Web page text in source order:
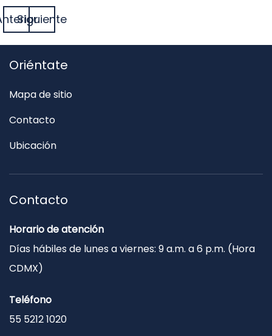
Siguiente
Oriéntate
Mapa de sitio
Contacto
Ubicación
Contacto
Horario de atención
Días hábiles de lunes a viernes: 9 a.m. a 6 p.m. (Hora
CDMX)
Teléfono
55 5212 1020